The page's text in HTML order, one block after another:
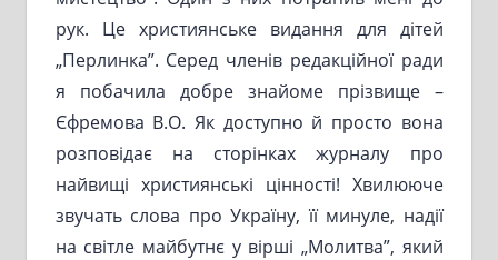
рук. Це християнське видання для дітей
„Перлинка”. Серед членів редакційної ради
я побачила добре знайоме прізвище –
Єфремова В.О. Як доступно й просто вона
розповідає на сторінках журналу про
найвищі християнські цінності! Хвилююче
звучать слова про Україну, її минуле, надії
на світле майбутнє у вірші „Молитва”, який